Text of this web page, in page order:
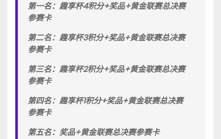
第一名：趣享杯4积分+奖品+黄金联赛总决赛
参赛卡
第二名：趣享杯3积分+奖品+黄金联赛总决赛
参赛卡
第三名：趣享杯2积分+奖品+黄金联赛总决赛
参赛卡
第四名：趣享杯1积分+奖品+黄金联赛总决赛
参赛卡
第五名：奖品+黄金联赛总决赛参赛卡